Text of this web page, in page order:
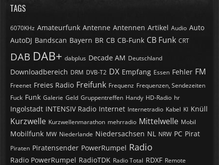
TAGS
6070KHz Amateurfunk Antenne Antennen Artikel Audio Auto
AutoDJ Bandscan Bayern BR CB CB-Funk CB Funk CRT
DAB DAB+ dabplus Decade AM Deutschland
Downloadbereich DRM DVB-T2 DX Empfang Essen Fehler FM
Freenet Freies Radio Freifunk Frequenz Frequenzen, Sendezeiten
Fuck Funk Galerie Geld Gruppentreffen Handy HD-Radio hr
Ingolstadt INTENSIV Radio Internet Internetradio Kabel KI Knüll
Kurzwelle Kurzwellenmarathon mehrradio Mittelwelle Mobil
Mobilfunk MW Niederlande Niedersachsen NL NRW PC Pirat
Piraten Piratensender PowerRumpel Radio
Radio PowerRumpel RadioTDK Radio Total RDXF Remote